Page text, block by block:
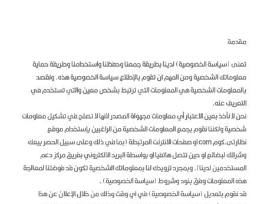
الفئات
نظارات شمس رجالى
نظارات شمس حريمى
نظارات طبية رجالى
نظارات طبية حريمى
نظارات شمس أولادى
نظارات شمس بناتى
العروض
تواصل معنا
سياسه الخصوصيه
أماكن قريبة
مقدمة
تعنى (سياسة الخصوصية) لدينا بطريقة جمعنا وحفظنا واستخدامنا وطريقة حماية
معلوماتك الشخصية ومن المهم ان تقوم بالإطلاع سياسة الخصوصية هذه. ونقصد
بالمعلومات الشخصية هي المعلومات التي ترتبط بشخص معين والتي تستخدم في
التعريف عنه.
نحن لا نأخذ بعين الاعتبار أي معلومات مجهولة المصدر لانها لا تصلح في تشكيل معلومات
شخصية ولكننا نقوم بجمع المعلومات الشخصية من الراغبين بإستخدام موقع
نظارتى.كوم com او صفحات الانترنت المرتبطة (بما في ذلك وعلى سبيل الحصر بيعك
وشرائك لبضائع او حين تتصل هاتفيا او بواسطة البريد الالكتروني بفريق مركز دعم
المستخدمين لدينا). وبمجرد تزويدك لنا بمعلوماتك الشخصية تكون قد فوضتنا لمعالجة
هذه المعلومات وفق بنود وشروط (سياسة الخصوصية) .
قد نقوم بتعديل (سياسة الخصوصية) في اي وقت وذلك من خلال الإعلان عن هذا